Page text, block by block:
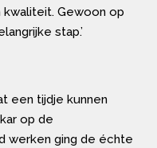
Gewoon op
stap.’
een tijdje kunnen
op de
werken ging de échte